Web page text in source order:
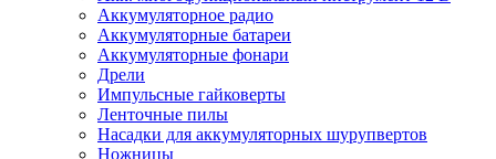
Аккумуляторное радио
Аккумуляторные батареи
Аккумуляторные фонари
Дрели
Импульсные гайковерты
Ленточные пилы
Насадки для аккумуляторных шурупвертов
Ножницы